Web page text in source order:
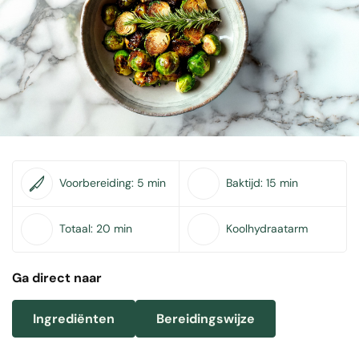
Voorbereiding: 5 min Baktijd: 15 min
Totaal: 20 min Koolhydraatarm
Ga direct naar
Ingrediënten Bereidingswijze